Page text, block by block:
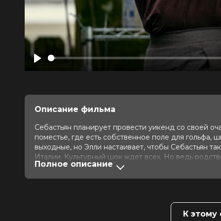
Play
Описание фильма
Себастьян планирует провести уикенд со своей
поместье, где есть собственное поле для
выходные, но Элли настаивает, чтобы Себастьян
Италии. Культурный шок ждет всех. Но ведь
Оценка 7.1/ 10 (340 980 голосов) 5.8
Полное описание
К